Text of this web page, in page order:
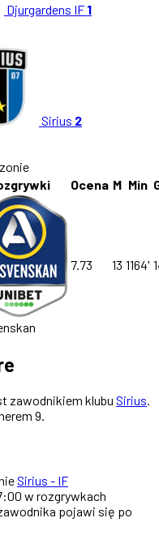
Djurgardens IF 1
Sirius 2
Ocena M Min
7.73 13 1164'
zawodnikiem klubu Sirius.
9.
Sirius - IF
w rozgrywkach
pojawi się po